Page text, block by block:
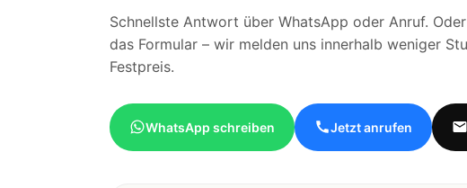
Schnellste Antwort über WhatsApp oder Anruf.
das Formular – wir melden uns innerhalb weniger
Festpreis.
WhatsApp schreiben Jetzt anrufen